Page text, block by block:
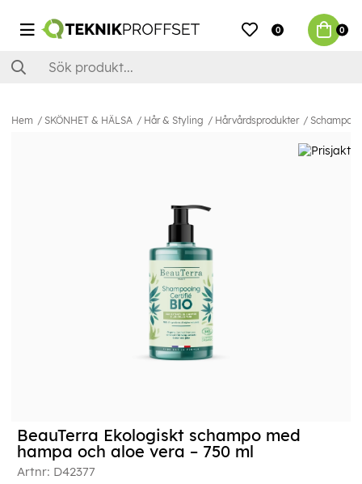
0 0
Hem SKÖNHET & HÄLSA Hår & Styling Hårvårdsprodukter Schampo
BeauTerra Ekologiskt schampo med
hampa och aloe vera – 750 ml
Artnr: D42377